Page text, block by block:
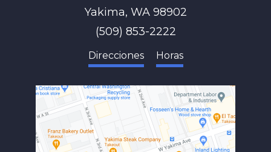
Yakima, WA 98902
(509) 853-2222
Direcciones Horas